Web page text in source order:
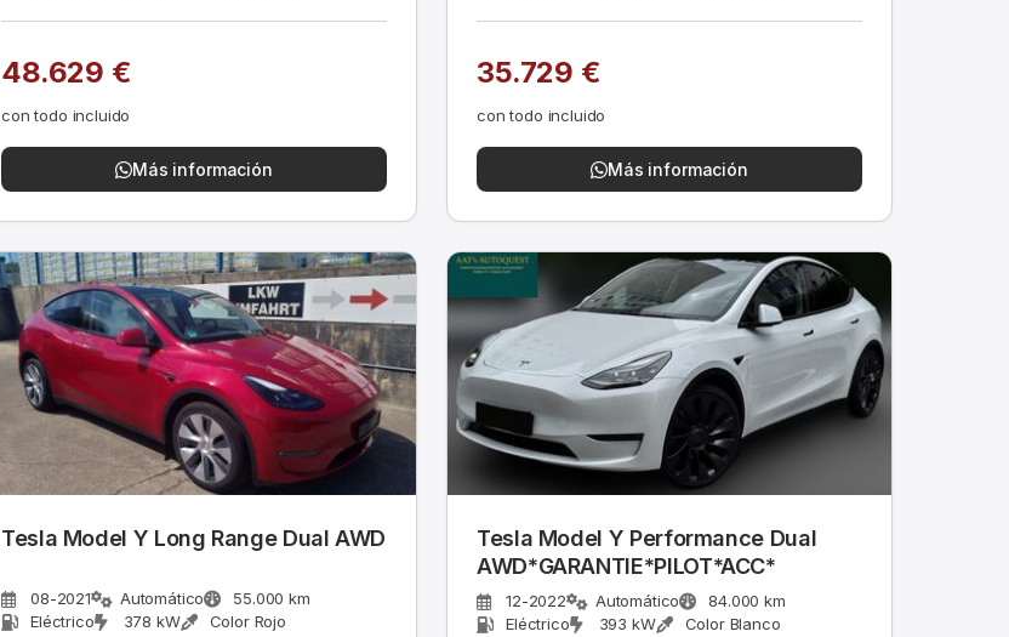
48.629 €
con todo incluido
Más información
35.729 €
con todo incluido
Más información
Tesla Model Y Long Range Dual AWD
08-2021 Automático
55.000 km
Eléctrico
378 kW Color Rojo
Tesla Model Y Performance Dual
AWD*GARANTIE*PILOT*ACC*
12-2022 Automático
84.000 km
Eléctrico
393 kW Color Blanco